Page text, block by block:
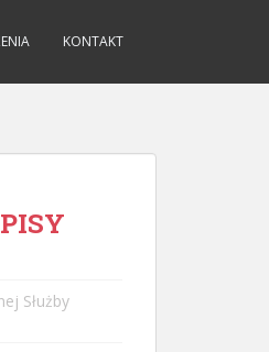
KONTAKT
Służby